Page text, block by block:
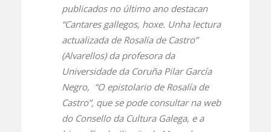
publicados no último ano destacan
“Cantares gallegos, hoxe. Unha lectura
actualizada de Rosalía de Castro”
(Alvarellos) da profesora da
Universidade da Coruña Pilar García
Negro, “O epistolario de Rosalía de
Castro”, que se pode consultar na web
do Consello da Cultura Galega, e a